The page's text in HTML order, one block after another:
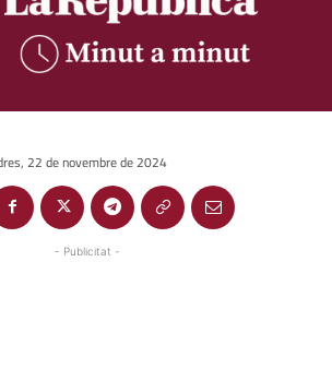
22 de novembre de 2024
- Publicitat -